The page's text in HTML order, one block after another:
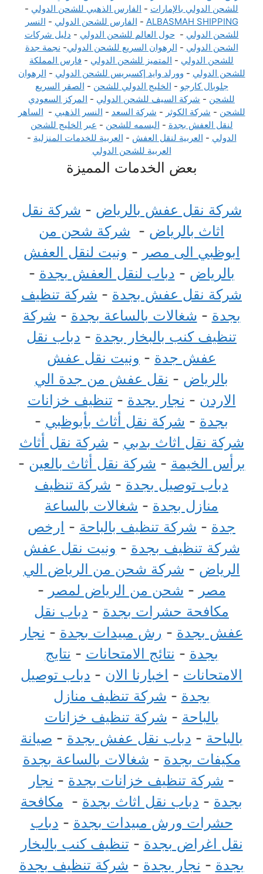
للشحن الدولي بالإمارات - الفارس الذهبي للشحن الدولي -
ALBASMAH SHIPPING
- الفارس للشحن الدولي - النسر
للشحن الدولي -حول العالم للشحن الدولي - دليل شركات
الشحن الدولي - الرهوان السريع للشحن الدولي- نجمة جدة
للشحن الدولي - المتميز للشحن الدولي - فارس المملكة
للشحن الدولي - وورلد وايد إكسبريس للشحن الدولي - الرهوان
جلوبال كارجو - الخليج الدولي للشحن - الصقر السريع
للشحن - شركة السيف للشحن الدولي - المركز السعودي
للشحن - شركة الكوثر - شركة السعد - النسر الذهبي - الساهر
لنقل العفش بجدة - البسمه للشحن - عبر الخليج للشحن
الدولي - العربية لنقل العفش - العربية للخدمات المنزلية -
العربية للشحن الدولي
بعض الخدمات المميزة
شركة نقل عفش بالرياض - شركة نقل
اثاث بالرياض - شركة شحن من
ابوظبي الى مصر - ونيت لنقل العفش
بالرياض - دباب لنقل العفش بجدة -
شركة نقل عفش بجدة - شركة تنظيف
بجدة - شغالات بالساعة بجدة - شركة
تنظيف كنب بالبخار بجدة - دباب نقل
عفش جدة - ونيت نقل عفش
بالرياض - نقل عفش من جدة الي
الاردن - نجار بجدة - تنظيف خزانات
بجدة - شركة نقل أثاث بأبوظبي -
شركة نقل اثاث بدبي - شركة نقل أثاث
برأس الخيمة - شركة نقل أثاث بالعين -
دباب توصيل بجدة - شركة تنظيف
منازل بجدة - شغالات بالساعة
جدة - شركة تنظيف بالباحة - ارخص
شركة تنظيف بجدة - ونيت نقل عفش
الرياض - شركة شحن من الرياض الي
مصر - شحن من الرياض لمصر -
مكافحة حشرات بجدة - دباب نقل
عفش بجدة - رش مبيدات بجدة - نجار
بجدة - نتائج الامتحانات - نتايج
الامتحانات - اخبارنا الان - دباب توصيل
بجدة - شركة تنظيف منازل
بالباحة - شركة تنظيف خزانات
بالباحة - دباب نقل عفش بجدة - صيانة
مكيفات بجدة - شغالات بالساعة بجدة
- شركة تنظيف خزانات بجدة - نجار
بجدة - دباب نقل اثاث بجدة - مكافحة
حشرات ورش مبيدات بجدة - دباب
نقل اغراض بجدة - تنظيف كنب بالبخار
بجدة - نجار بجدة - شركة تنظيف بجدة